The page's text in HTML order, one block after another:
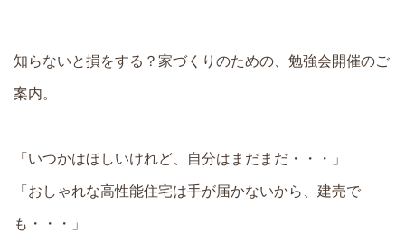
知らないと損をする？家づくりのための、勉強会開催のご
案内。
「いつかはほしいけれど、自分はまだまだ・・・」
「おしゃれな高性能住宅は手が届かないから、建売で
も・・・」